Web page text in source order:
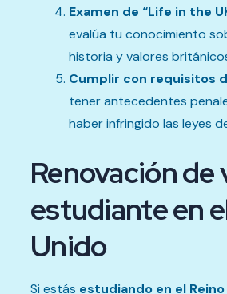
Examen de “Life in the
evalúa tu conocimiento
historia y valores
Cumplir con requisitos
tener antecedentes
haber infringido las leyes
Renovación de
estudiante en
Unido
Si estás estudiando en el